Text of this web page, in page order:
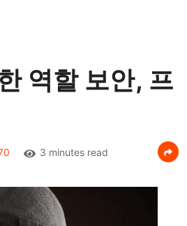
역할 보안, 프
3 minutes read